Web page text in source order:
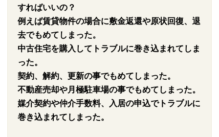
すればいいの？
例えば賃貸物件の場合に敷金返還や原状回復、退
去でもめてしまった。
中古住宅を購入してトラブルに巻き込まれてしま
った。
契約、解約、更新の事でもめてしまった。
不動産売却や月極駐車場の事でもめてしまった。
媒介契約や仲介手数料、入居の申込でトラブルに
巻き込まれてしまった。